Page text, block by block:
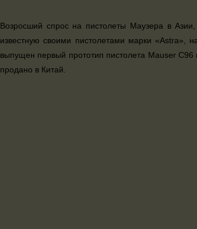
Возросший спрос на пистолеты Маузера в
известную своими пистолетами марки «Astra»,
выпущен первый прототип пистолета Mauser
продано в Китай.